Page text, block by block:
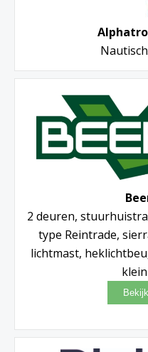
2 deuren,
type Reintrade,
lichtmast,